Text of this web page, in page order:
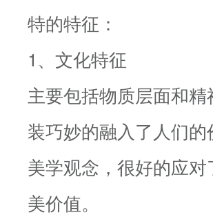
特的特征：
1、文化特征
主要包括物质层面和
装巧妙的融入了人们
美学观念，很好的应
美价值。